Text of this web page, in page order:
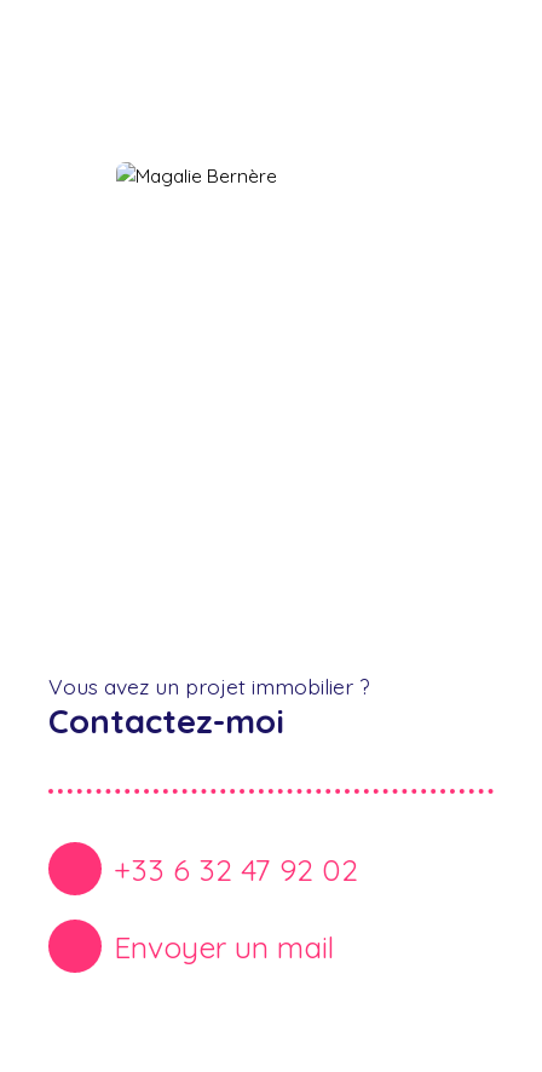
Vous avez un projet immobilier ?
Contactez-moi
+33 6 32 47 92 02
Envoyer un mail